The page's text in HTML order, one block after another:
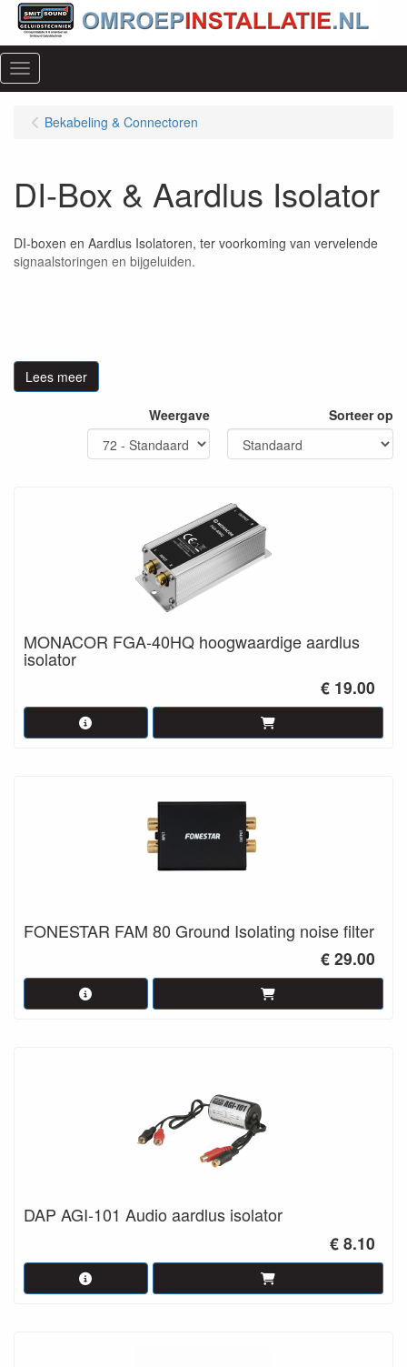
Menu
Bekabeling & Connectoren
DI-Box & Aardlus Isolator
DI-boxen en Aardlus Isolatoren, ter voorkoming van vervelende
signaalstoringen en bijgeluiden.
Lees meer
Weergave Sorteer op
MONACOR FGA-40HQ hoogwaardige aardlus
isolator
€ 19.00
FONESTAR FAM 80 Ground Isolating noise filter
€ 29.00
DAP AGI-101 Audio aardlus isolator
€ 8.10